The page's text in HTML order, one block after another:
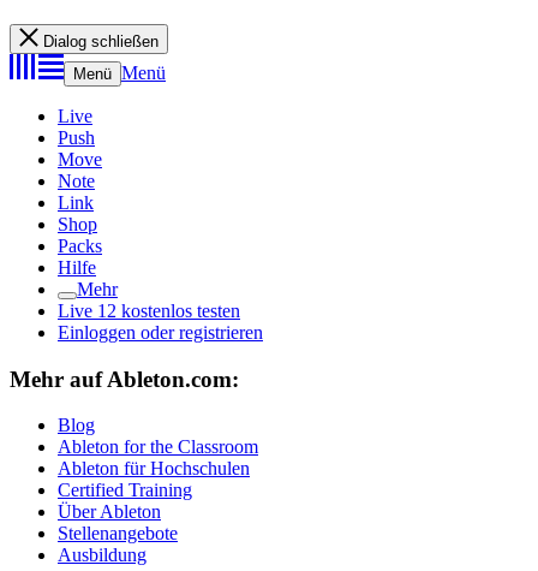
Dialog schließen
Menü Menü
Live
Push
Move
Note
Link
Shop
Packs
Hilfe
Mehr
Live 12 kostenlos testen
Einloggen oder registrieren
Mehr auf Ableton.com:
Blog
Ableton for the Classroom
Ableton für Hochschulen
Certified Training
Über Ableton
Stellenangebote
Ausbildung